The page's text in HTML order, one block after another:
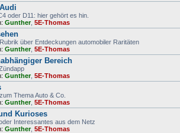
oder D11: hier gehört es hin.
Gunther, 5E-Thomas
über Entdeckungen automobiler Raritäten
Gunther, 5E-Thomas
Bereich
Gunther, 5E-Thomas
Thema Auto & Co.
Gunther, 5E-Thomas
Kurioses
Interessantes aus dem Netz
Gunther, 5E-Thomas